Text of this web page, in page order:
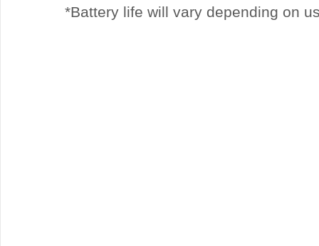
*Battery life will vary depending on